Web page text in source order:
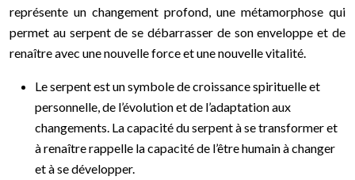
représente un changement profond, une métamorphose qui
permet au serpent de se débarrasser de son enveloppe et de
renaître avec une nouvelle force et une nouvelle vitalité.
Le serpent est un symbole de croissance spirituelle et
personnelle, de l’évolution et de l’adaptation aux
changements. La capacité du serpent à se transformer et
à renaître rappelle la capacité de l’être humain à changer
et à se développer.